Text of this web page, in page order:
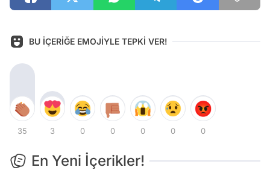
BU İÇERİĞE EMOJİYLE TEPKİ VER!
35 3 0 0 0 0 0
En Yeni İçerikler!